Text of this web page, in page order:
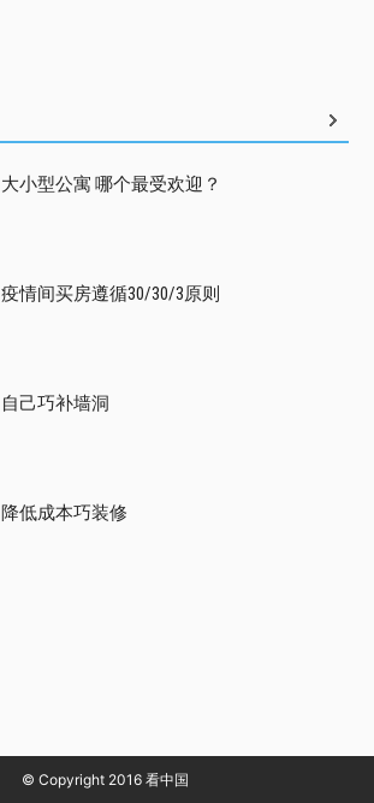
大小型公寓 哪个最受欢迎？
疫情间买房遵循30/30/3原则
自己巧补墙洞
降低成本巧装修
© Copyright 2016 看中国